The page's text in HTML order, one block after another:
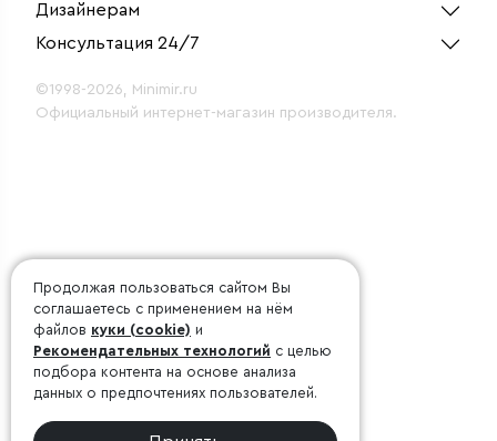
Дизайнерам
Консультация 24/7
©1998-2026, Minimir.ru
Официальный интернет-магазин производителя.
Продолжая пользоваться сайтом Вы
соглашаетесь с применением на нём
файлов куки (cookie) и
Рекомендательных технологий с целью
подбора контента на основе анализа
данных о предпочтениях пользователей.